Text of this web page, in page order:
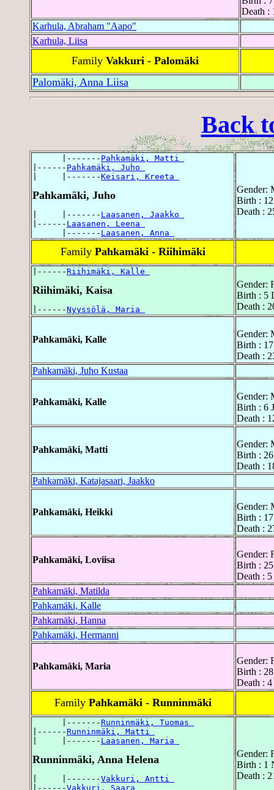
Death :
Karhula, Abraham "Aapo"
Karhula, Liisa
Family Vakkuri - Palomäki
Palomäki, Anna Liisa
Back
      |-------
Pahkamäki, Matti
|------ Pahkamäki, Juho
|     |-------Keisari, Kreeta
Pahkamäki, Juho
|     |------- Laasanen, Jaakko
|------ Laasanen, Leena
      |-------
Laasanen, Anna
Gender:
Birth :
Death :
Family Pahkamäki - Riihimäki
|------Riihimäki, Kalle
Riihimäki, Kaisa
|------Nyyssölä, Maria
Gender:
Birth : 5
Death :
Pahkamäki, Kalle
Gender:
Birth :
Death :
Pahkamäki, Juho Kustaa
Pahkamäki, Kalle
Gender:
Birth : 6
Death :
Pahkamäki, Matti
Gender:
Birth :
Death :
Pahkamäki, Katajasaari, Jaakko
Pahkamäki, Heikki
Gender:
Birth :
Death :
Pahkamäki, Loviisa
Gender:
Birth :
Death :
Pahkamäki, Matilda
Pahkamäki, Kalle
Pahkamäki, Hanna
Pahkamäki, Hermanni
Pahkamäki, Maria
Gender:
Birth :
Death :
Family Pahkamäki - Runninmäki
      |-------
Runninmäki, Tuomas
|------Runninmäki, Matti
|     |------- Laasanen, Maria
Runninmäki, Anna Helena
|     |-------Vakkuri, Antti
|------Vakkuri, Saara
Gender:
Birth : 1
Death :